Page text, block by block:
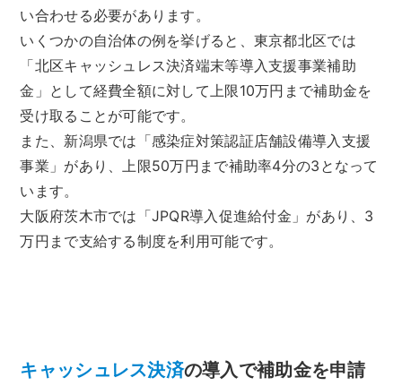
い合わせる必要があります。
いくつかの自治体の例を挙げると、東京都北区では
「北区キャッシュレス決済端末等導入支援事業補助
金」として経費全額に対して上限10万円まで補助金を
受け取ることが可能です。
また、新潟県では「感染症対策認証店舗設備導入支援
事業」があり、上限50万円まで補助率4分の3となって
います。
大阪府茨木市では「JPQR導入促進給付金」があり、3
万円まで支給する制度を利用可能です。
キャッシュレス決済の導入で補助金を申請